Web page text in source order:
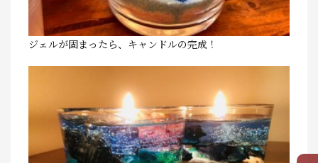
ジェルが固まったら、キャンドルの完成！